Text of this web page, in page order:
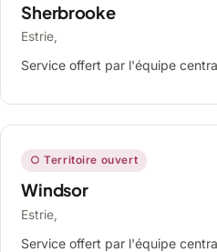
Sherbrooke
Estrie,
Service offert par l'équipe
○ Territoire ouvert
Windsor
Estrie,
Service offert par l'équipe